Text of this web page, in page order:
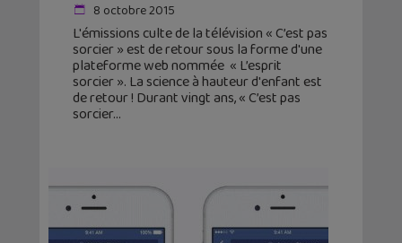
8 octobre 2015
L'émissions culte de la télévision « C’est pas
sorcier » est de retour sous la forme d'une
plateforme web nommée « L’esprit
sorcier ». La science à hauteur d'enfant est
de retour ! Durant vingt ans, « C’est pas
sorcier